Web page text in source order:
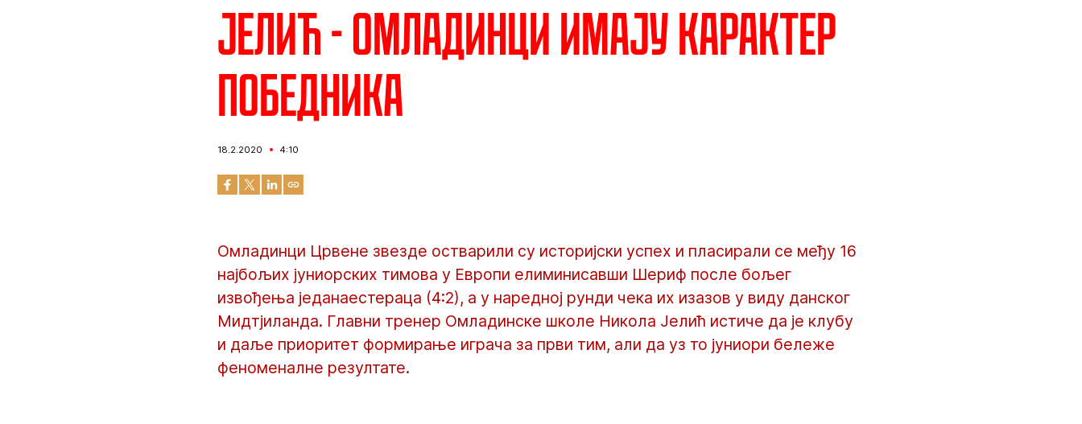
Јелић - Омладинци имају карактер
победника
18.2.2020 4:10
Омладинци Црвене звезде остварили су историјски успех и пласирали се међу 16
најбољих јуниорских тимова у Европи елиминисавши Шериф после бољег
извођења једанаестераца (4:2), а у наредној рунди чека их изазов у виду данског
Мидтјиланда. Главни тренер Омладинске школе Никола Јелић истиче да је клубу
и даље приоритет формирање играча за први тим, али да уз то јуниори бележе
феноменалне резултате.